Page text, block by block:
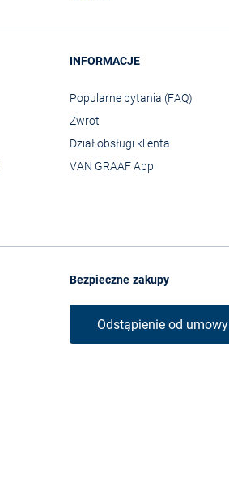
INFORMACJE
Popularne pytania (FAQ)
Zwrot
Dział obsługi klienta
VAN GRAAF App
Bezpieczne zakupy
Odstąpienie od umowy